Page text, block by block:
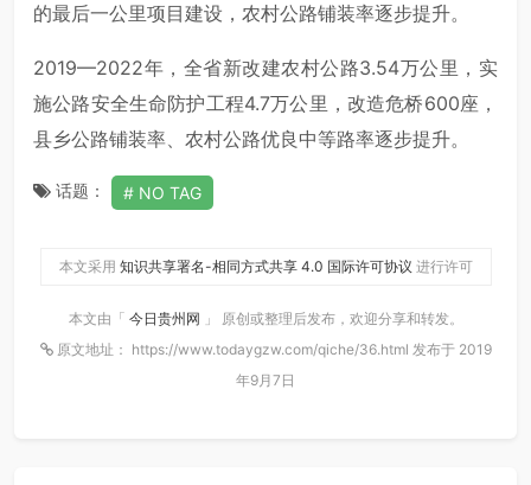
的最后一公里项目建设，农村公路铺装率逐步提升。
2019—2022年，全省新改建农村公路3.54万公里，实
施公路安全生命防护工程4.7万公里，改造危桥600座，
县乡公路铺装率、农村公路优良中等路率逐步提升。
话题： NO TAG
本文采用 知识共享署名-相同方式共享 4.0 国际许可协议 进行许可
本文由「 今日贵州网 」 原创或整理后发布，欢迎分享和转发。
原文地址： https://www.todaygzw.com/qiche/36.html 发布于 2019
年9月7日